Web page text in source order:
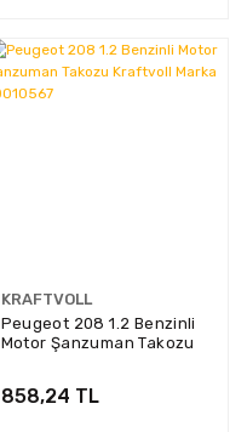
KRAFTVOLL
Peugeot 208 1.2 Benzinli
Motor Şanzuman Takozu
858,24 TL